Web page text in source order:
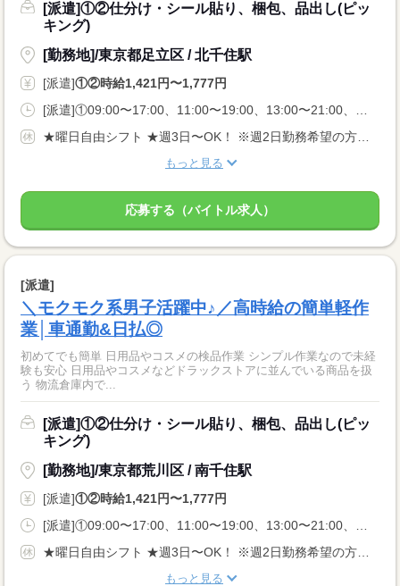
[派遣]①②仕分け・シール貼り、梱包、品出し(ピッ
キング)
[勤務地]/東京都足立区 / 北千住駅
[派遣]①②時給1,421円〜1,777円
もっと見る
応募する（バイトル求人）
[派遣]
＼モクモク系男子活躍中♪／高時給の簡単軽作
業│車通勤&日払◎
初めてでも簡単 日用品やコスメの検品作業 シンプル作業なので未経
験も安心 日用品やコスメなどドラックストアに並んでいる商品を扱
う 物流倉庫内で...
[派遣]①②仕分け・シール貼り、梱包、品出し(ピッ
キング)
[勤務地]/東京都荒川区 / 南千住駅
[派遣]①②時給1,421円〜1,777円
もっと見る